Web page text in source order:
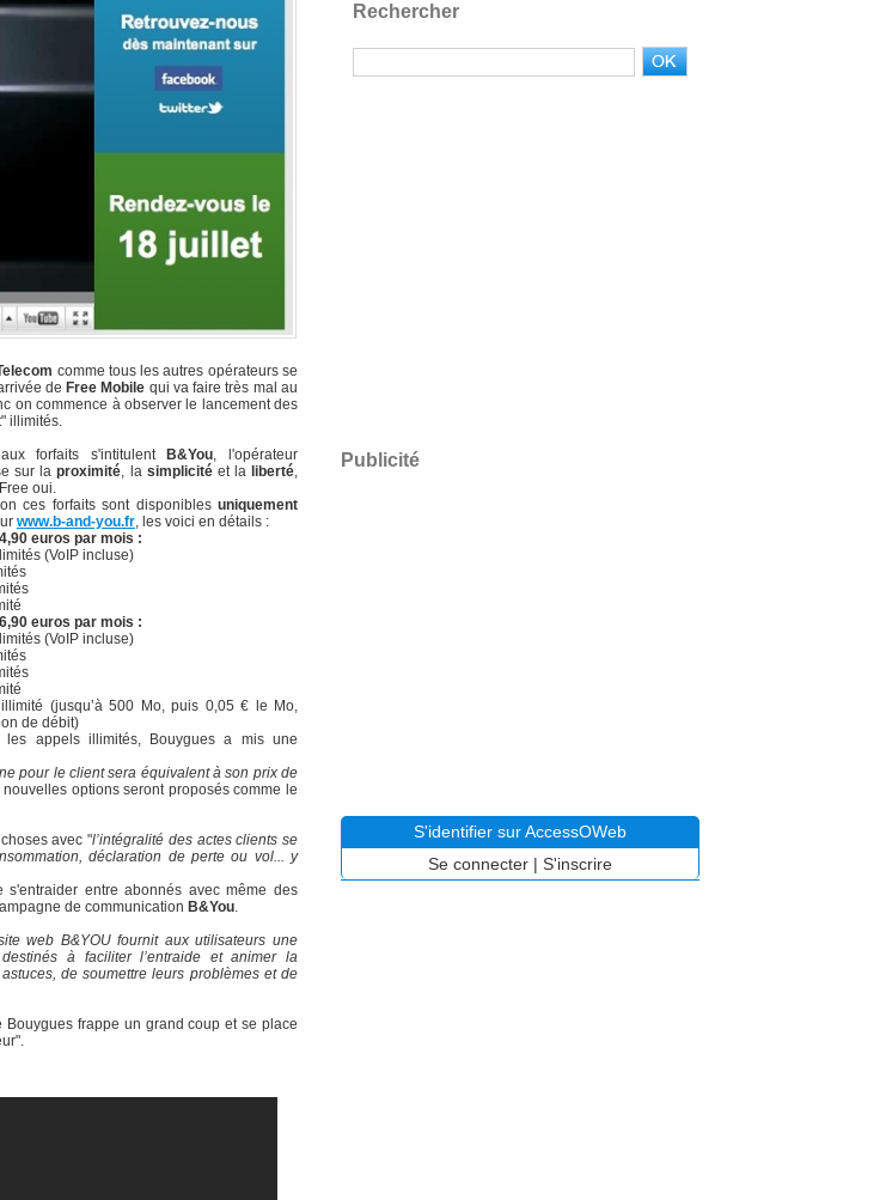
comme tous les autres opérateurs se
de Free Mobile qui va faire très mal au
on commence à observer le lancement des
illimités.
forfaits s'intitulent
B&You, l'opérateur
sur laproximité, la simplicitéet la liberté,
oui.
ces forfaits sont disponibles uniquement
www.b-and-you.fr, les voici en détails :
euros par mois :
(VoIP incluse)
euros par mois :
(VoIP incluse)
illimité (jusqu’à 500 Mo, puis 0,05 € le Mo,
de débit)
les appels illimités, Bouygues a mis une
pour le client sera équivalent à son prix de
options seront proposés comme le
avec "l’intégralité des actes clients se
déclaration de perte ou vol... y
entre abonnés avec même des
de communication B&You.
web B&YOU fournit aux utilisateurs une
à faciliter l’entraide et animer la
de soumettre leurs problèmes et de
frappe un grand coup et se place
Rechercher
Publicité
S'identifier sur AccessOWeb
Se connecter | S'inscrire